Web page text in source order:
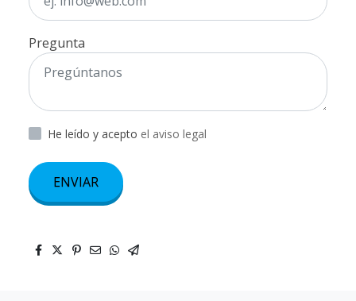
Pregunta
He leído y acepto el aviso legal
ENVIAR